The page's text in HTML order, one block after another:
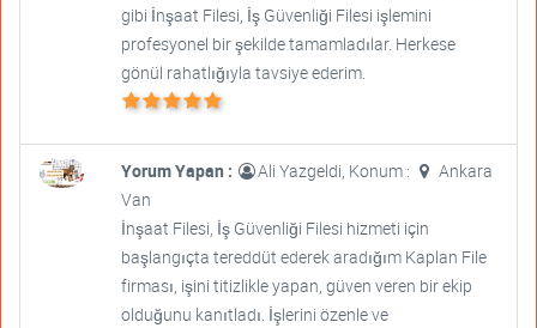
gibi İnşaat Filesi, İş Güvenliği Filesi işlemini
profesyonel bir şekilde tamamladılar. Herkese
gönül rahatlığıyla tavsiye ederim.
Yorum Yapan : Ali Yazgeldi, Konum :
Ankara
Van
İnşaat Filesi, İş Güvenliği Filesi hizmeti için
başlangıçta tereddüt ederek aradığım Kaplan File
firması, işini titizlikle yapan, güven veren bir ekip
olduğunu kanıtladı. İşlerini özenle ve